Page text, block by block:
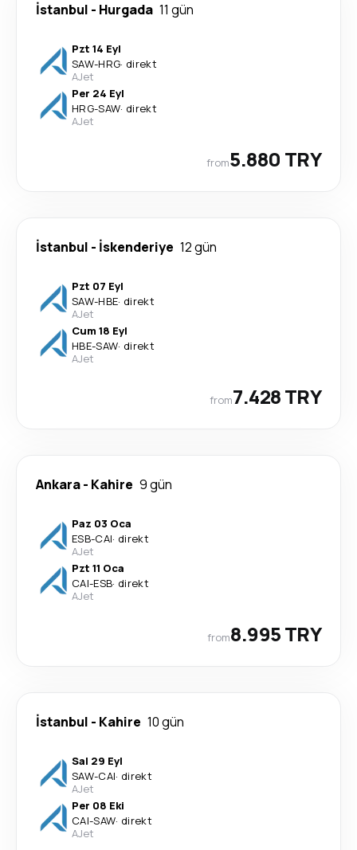
İstanbul - Hurgada 11 gün
Pzt 14 Eyl
SAW-HRG· direkt
AJet
Per 24 Eyl
HRG-SAW· direkt
AJet
from5.880 TRY
İstanbul - İskenderiye 12 gün
Pzt 07 Eyl
SAW-HBE· direkt
AJet
Cum 18 Eyl
HBE-SAW· direkt
AJet
from7.428 TRY
Ankara- Kahire 9 gün
Paz 03 Oca
ESB-CAI· direkt
AJet
Pzt 11 Oca
CAI-ESB· direkt
AJet
from8.995 TRY
İstanbul - Kahire 10 gün
Sal 29 Eyl
SAW-CAI· direkt
AJet
Per 08 Eki
CAI-SAW· direkt
AJet